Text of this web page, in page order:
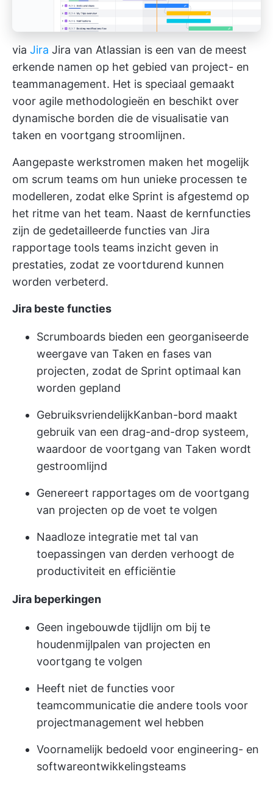
via Jira Jira van Atlassian is een van de meest
erkende namen op het gebied van project- en
teammanagement. Het is speciaal gemaakt
voor agile methodologieën en beschikt over
dynamische borden die de visualisatie van
taken en voortgang stroomlijnen.
Aangepaste werkstromen maken het mogelijk
om scrum teams om hun unieke processen te
modelleren, zodat elke Sprint is afgestemd op
het ritme van het team. Naast de kernfuncties
zijn de gedetailleerde functies van Jira
rapportage tools teams inzicht geven in
prestaties, zodat ze voortdurend kunnen
worden verbeterd.
Jira beste functies
Scrumboards bieden een georganiseerde
weergave van Taken en fases van
projecten, zodat de Sprint optimaal kan
worden gepland
GebruiksvriendelijkKanban-bord maakt
gebruik van een drag-and-drop systeem,
waardoor de voortgang van Taken wordt
gestroomlijnd
Genereert rapportages om de voortgang
van projecten op de voet te volgen
Naadloze integratie met tal van
toepassingen van derden verhoogt de
productiviteit en efficiëntie
Jira beperkingen
Geen ingebouwde tijdlijn om bij te
houdenmijlpalen van projecten en
voortgang te volgen
Heeft niet de functies voor
teamcommunicatie die andere tools voor
projectmanagement wel hebben
Voornamelijk bedoeld voor engineering- en
softwareontwikkelingsteams